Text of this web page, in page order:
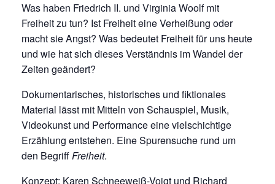
Was haben Friedrich II. und Virginia Woolf mit
Freiheit zu tun? Ist Freiheit eine Verheißung oder
macht sie Angst? Was bedeutet Freiheit für uns heute
und wie hat sich dieses Verständnis im Wandel der
Zeiten geändert?
Dokumentarisches, historisches und fiktionales
Material lässt mit Mitteln von Schauspiel, Musik,
Videokunst und Performance eine vielschichtige
Erzählung entstehen. Eine Spurensuche rund um
den BegriffFreiheit.
Konzept: Karen Schneeweiß-Voigt und Richard